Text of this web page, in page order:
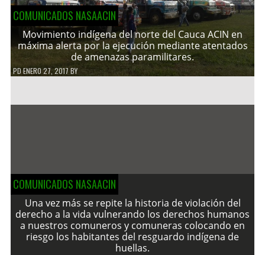
COMUNICADOS NASAACIN
Movimiento indígena del norte del Cauca ACIN en
máxima alerta por la ejecución mediante atentados
de amenazas paramilitares.
PDENERO 27, 2017 BY
COMUNICADOS NASAACIN
Una vez más se repite la historia de violación del
derecho a la vida vulnerando los derechos humanos
a nuestros comuneros y comuneras colocando en
riesgo los habitantes del resguardo indígena de
huellas.